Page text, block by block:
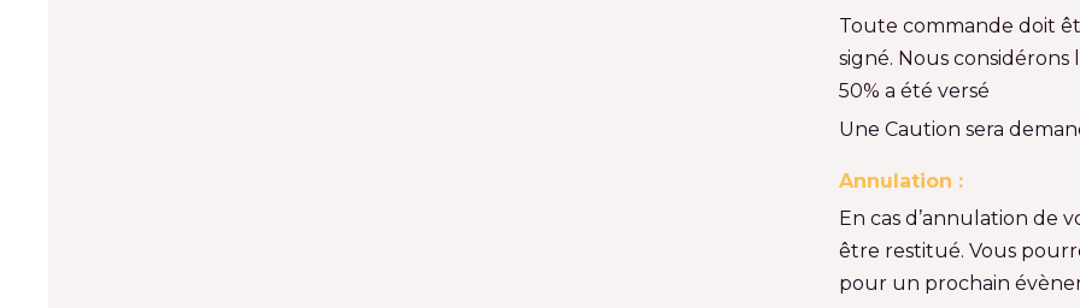
Toute commande doit
signé. Nous
50% a été versé
Une Caution sera
Annulation :
En cas d’annulation de
être restitué. Vous
pour un prochain